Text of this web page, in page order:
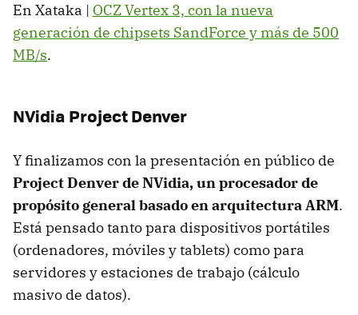
En Xataka | OCZVertex 3, con la nueva
generación de chipsets SandForce y más de 500
MB/s.
NVidia Project Denver
Y finalizamos con la presentación en público de
Project Denver de NVidia, un procesador de
propósito general basado en arquitectura ARM.
Está pensado tanto para dispositivos portátiles
(ordenadores, móviles y tablets) como para
servidores y estaciones de trabajo (cálculo
masivo de datos).